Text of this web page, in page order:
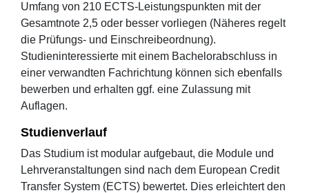
Umfang von 210 ECTS-Leistungspunkten mit der
Gesamtnote 2,5 oder besser vorliegen (Näheres regelt
die Prüfungs- und Einschreibeordnung).
Studieninteressierte mit einem Bachelorabschluss in
einer verwandten Fachrichtung können sich ebenfalls
bewerben und erhalten ggf. eine Zulassung mit
Auflagen.
Studienverlauf
Das Studium ist modular aufgebaut, die Module und
Lehrveranstaltungen sind nach dem European Credit
Transfer System (ECTS) bewertet. Dies erleichtert den